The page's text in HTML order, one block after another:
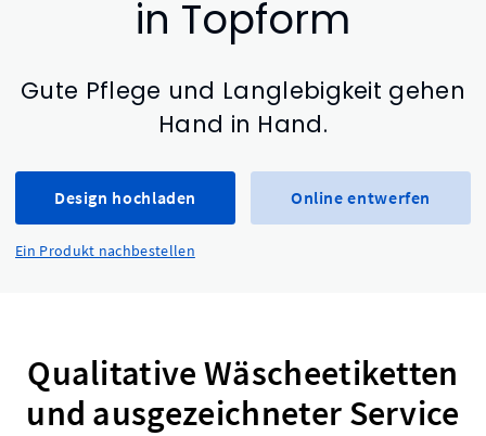
in Topform
Gute Pflege und Langlebigkeit gehen
Hand in Hand.
Design hochladen Online entwerfen
Ein Produkt nachbestellen
Qualitative Wäscheetiketten
und ausgezeichneter Service